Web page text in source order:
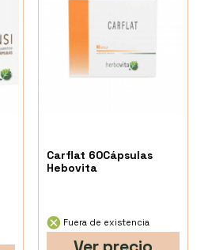
Carflat 60Cápsulas
Hebovita
Fuera de existencia